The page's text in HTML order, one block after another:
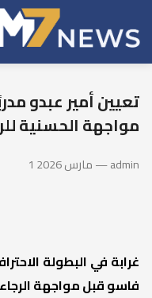
تعيين أمير عبدو
مواجهة الحسنية
1 مارس 2026 — admin
غرابة في البطولة
فاسو قبل مواجهة